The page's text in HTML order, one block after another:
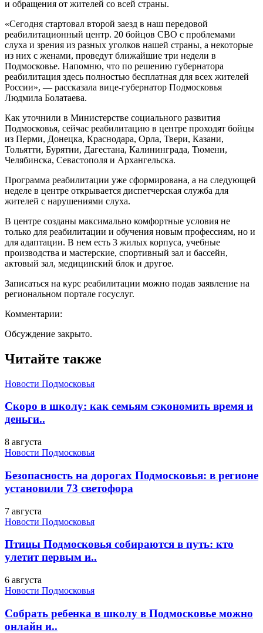
и обращения от жителей со всей страны.
«Сегодня стартовал второй заезд в наш передовой
реабилитационный центр. 20 бойцов СВО с проблемами
слуха и зрения из разных уголков нашей страны, а некоторые
из них с женами, проведут ближайшие три недели в
Подмосковье. Напомню, что по решению губернатора
реабилитация здесь полностью бесплатная для всех жителей
России», — рассказала вице-губернатор Подмосковья
Людмила Болатаева.
Как уточнили в Министерстве социального развития
Подмосковья, сейчас реабилитацию в центре проходят бойцы
из Перми, Донецка, Краснодара, Орла, Твери, Казани,
Тольятти, Бурятии, Дагестана, Калининграда, Тюмени,
Челябинска, Севастополя и Архангельска.
Программа реабилитации уже сформирована, а на следующей
неделе в центре открывается диспетчерская служба для
жителей с нарушениями слуха.
В центре созданы максимально комфортные условия не
только для реабилитации и обучения новым профессиям, но и
для адаптации. В нем есть 3 жилых корпуса, учебные
производства и мастерские, спортивный зал и бассейн,
актовый зал, медицинский блок и другое.
Записаться на курс реабилитации можно подав заявление на
региональном портале госуслуг.
Комментарии:
Обсуждение закрыто.
Читайте также
Новости Подмосковья
Скоро в школу: как семьям сэкономить время и
деньги..
8 августа
Новости Подмосковья
Безопасность на дорогах Подмосковья: в регионе
установили 73 светофора
7 августа
Новости Подмосковья
Птицы Подмосковья собираются в путь: кто
улетит первым и..
6 августа
Новости Подмосковья
Собрать ребенка в школу в Подмосковье можно
онлайн и..